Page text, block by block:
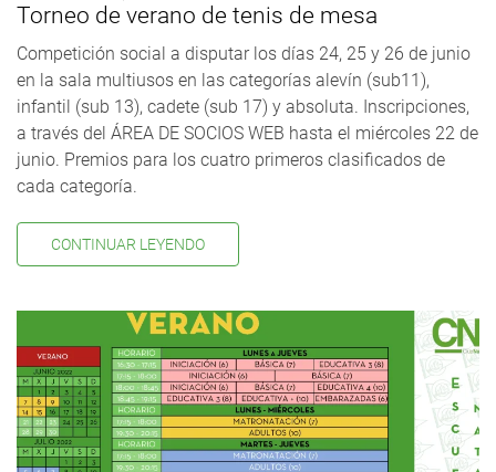
Torneo de verano de tenis de mesa
Competición social a disputar los días 24, 25 y 26 de junio
en la sala multiusos en las categorías alevín (sub11),
infantil (sub 13), cadete (sub 17) y absoluta. Inscripciones,
a través del ÁREA DE SOCIOS WEB hasta el miércoles 22 de
junio. Premios para los cuatro primeros clasificados de
cada categoría.
CONTINUAR LEYENDO